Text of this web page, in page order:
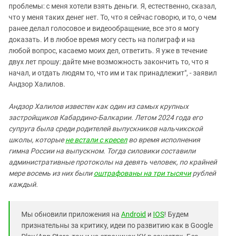
проблемы: с меня хотели взять деньги. Я, естественно, сказал,
что у меня таких денег нет. То, что я сейчас говорю, и то, о чем
ранее делал голосовое и видеообращение, все это я могу
доказать. И в любое время могу сесть на полиграф и на
любой вопрос, касаемо моих дел, ответить. Я уже в течение
двух лет прошу: дайте мне возможность закончить то, что я
начал, и отдать людям то, что им и так принадлежит", - заявил
Андзор Халилов.
Андзор Халилов известен как один из самых крупных
застройщиков Кабардино-Балкарии. Летом 2024 года его
супруга была среди родителей выпускников нальчикской
школы, которыене встали с креселво время исполнения
гимна России на выпускном. Тогда силовики составили
административные протоколы на девять человек, по крайней
мере восемь из них былиоштрафованы на три тысячирублей
каждый.
Мы обновили приложения на Android и IOS! Будем
признательны за критику, идеи по развитию как в Google